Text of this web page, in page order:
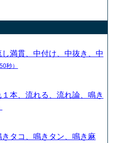
満貫、中付け、中抜き、中
秒）
本、流れる、流れ論、鳴き
きタコ、鳴きタン、鳴き麻